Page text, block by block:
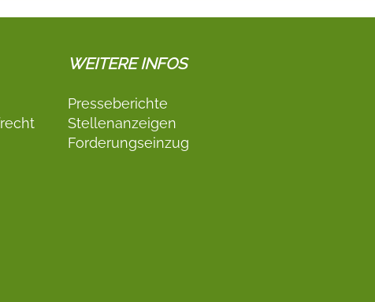
WEITERE INFOS
Presseberichte
Stellenanzeigen
Forderungseinzug